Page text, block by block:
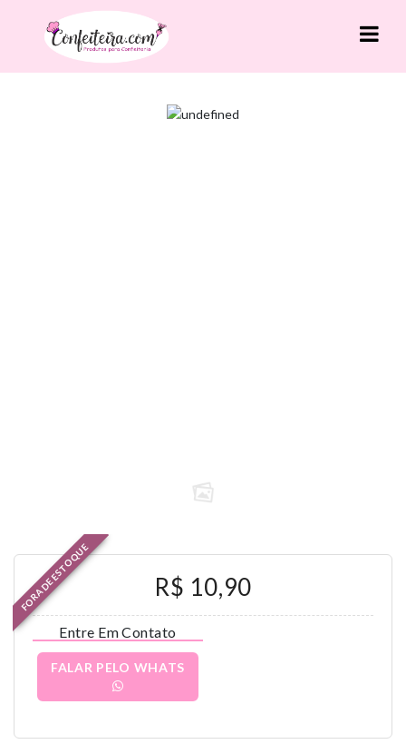
FORA DE ESTOQUE R$ 10,90
Entre Em Contato
FALAR PELO WHATS